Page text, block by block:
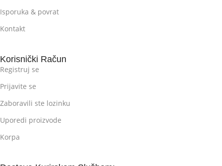
Isporuka & povrat
Kontakt
Korisnički Račun
Registruj se
Prijavite se
Zaboravili ste lozinku
Uporedi proizvode
Korpa